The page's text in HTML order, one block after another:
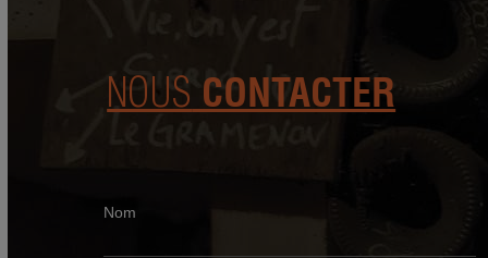
NOUS CONTACTER
Nom